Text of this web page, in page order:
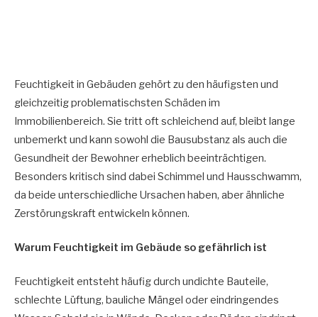
Feuchtigkeit in Gebäuden gehört zu den häufigsten und
gleichzeitig problematischsten Schäden im
Immobilienbereich. Sie tritt oft schleichend auf, bleibt lange
unbemerkt und kann sowohl die Bausubstanz als auch die
Gesundheit der Bewohner erheblich beeinträchtigen.
Besonders kritisch sind dabei Schimmel und Hausschwamm,
da beide unterschiedliche Ursachen haben, aber ähnliche
Zerstörungskraft entwickeln können.
Warum Feuchtigkeit im Gebäude so gefährlich ist
Feuchtigkeit entsteht häufig durch undichte Bauteile,
schlechte Lüftung, bauliche Mängel oder eindringendes